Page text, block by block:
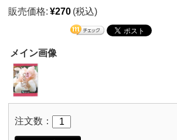
販売価格: ¥270 (税込)
メイン画像
注文数：